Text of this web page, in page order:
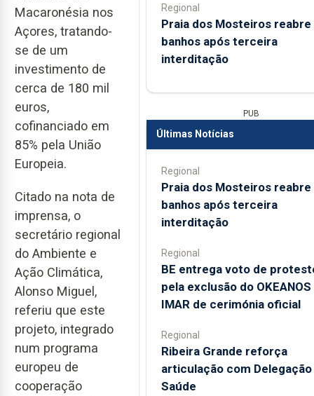
Macaronésia nos
Açores, tratando-
se de um
investimento de
cerca de 180 mil
euros,
cofinanciado em
85% pela União
Europeia.
Citado na nota de
imprensa, o
secretário regional
do Ambiente e
Ação Climática,
Alonso Miguel,
referiu que este
projeto, integrado
num programa
europeu de
cooperação
Regional
Praia dos Mosteiros reabre
banhos após terceira
interditação
PUB
Últimas Notícias
Regional
Praia dos Mosteiros reabre
banhos após terceira
interditação
Regional
BE entrega voto de
pela exclusão do OKEANOS
IMAR de cerimónia oficial
Regional
Ribeira Grande reforça
articulação com Delegação
Saúde